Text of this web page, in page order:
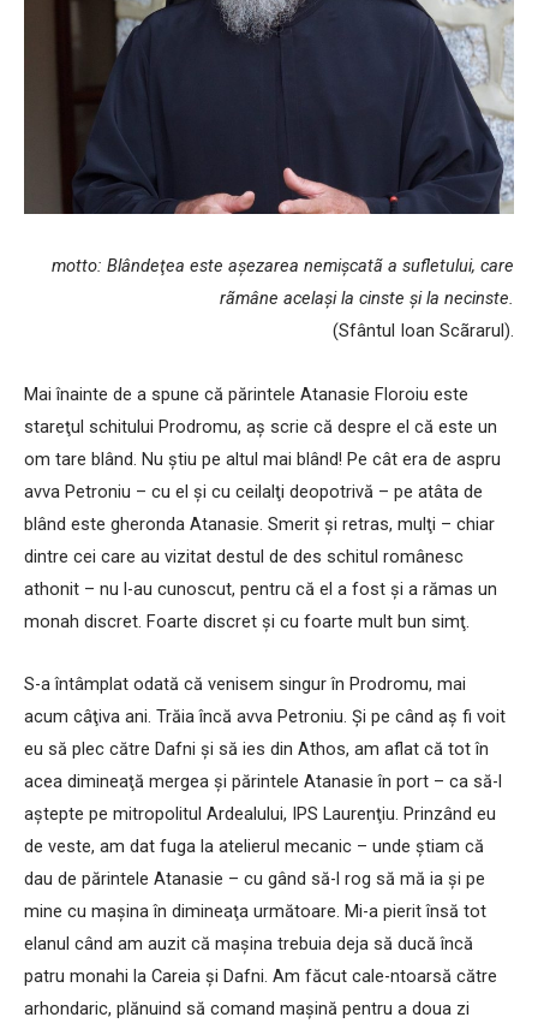
motto: Blândeţea este aşezarea nemişcatã a sufletului, care
rãmâne acelaşi la cinste şi la necinste.
(Sfântul Ioan Scãrarul).
Mai înainte de a spune că părintele Atanasie Floroiu este
stareţul schitului Prodromu, aş scrie că despre el că este un
om tare blând. Nu ştiu pe altul mai blând! Pe cât era de aspru
avva Petroniu – cu el şi cu ceilalţi deopotrivă – pe atâta de
blând este gheronda Atanasie. Smerit şi retras, mulţi – chiar
dintre cei care au vizitat destul de des schitul românesc
athonit – nu l-au cunoscut, pentru că el a fost şi a rămas un
monah discret. Foarte discret şi cu foarte mult bun simţ.
S-a întâmplat odată că venisem singur în Prodromu, mai
acum câţiva ani. Trăia încă avva Petroniu. Şi pe când aş fi voit
eu să plec către Dafni şi să ies din Athos, am aflat că tot în
acea dimineaţă mergea şi părintele Atanasie în port – ca să-l
aştepte pe mitropolitul Ardealului, IPS Laurenţiu. Prinzând eu
de veste, am dat fuga la atelierul mecanic – unde ştiam că
dau de părintele Atanasie – cu gând să-l rog să mă ia şi pe
mine cu maşina în dimineaţa următoare. Mi-a pierit însă tot
elanul când am auzit că maşina trebuia deja să ducă încă
patru monahi la Careia şi Dafni. Am făcut cale-ntoarsă către
arhondaric, plănuind să comand maşină pentru a doua zi